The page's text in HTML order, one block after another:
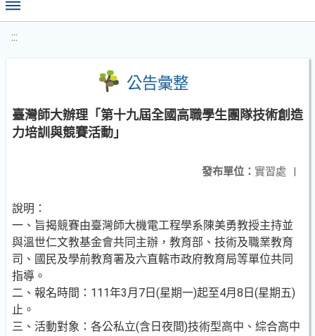
:::
公告彙整
臺灣師大辦理「第十九屆全國高職學生團隊技術創造
力培訓與競賽活動」
發布單位： 實習處 |
說明：
一、旨揭競賽由臺灣師大機電工程學系陳美勇教授主持並
與溫世仁文教基金會共同主辦，教育部、技術及職業教育
司、國民及學前教育署及六直轄市政府教育局等單位共同
指導。
二、報名時間：111年3月7日(星期一)起至4月8日(星期五)
止。
三、活動對象：各公私立(含日夜間)技術型高中、綜合高中